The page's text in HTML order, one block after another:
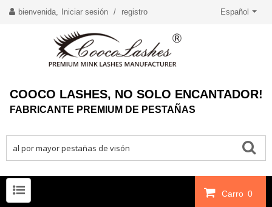
bienvenida, Iniciar sesión / registro Español
COOCO LASHES, NO SOLO ENCANTADOR!
FABRICANTE PREMIUM DE PESTAÑAS
Carro 0